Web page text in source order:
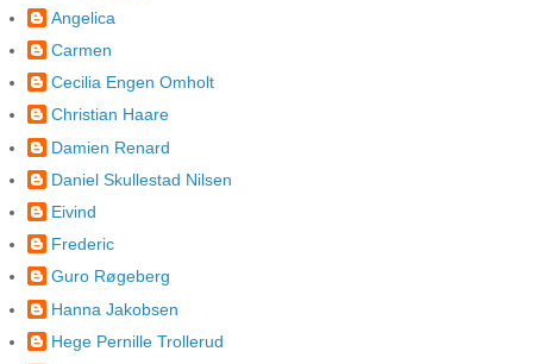
Angelica
Carmen
Cecilia Engen Omholt
Christian Haare
Damien Renard
Daniel Skullestad Nilsen
Eivind
Frederic
Guro Røgeberg
Hanna Jakobsen
Hege Pernille Trollerud